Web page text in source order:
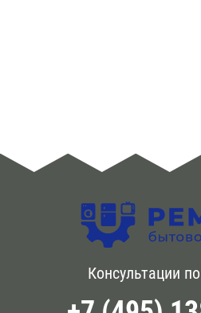
Консультации